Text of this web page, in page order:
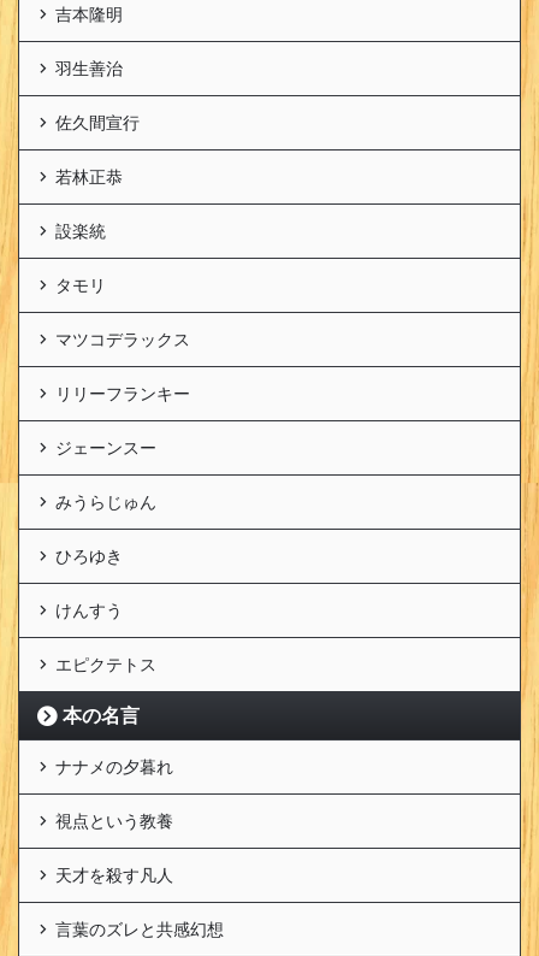
吉本隆明
羽生善治
佐久間宣行
若林正恭
設楽統
タモリ
マツコデラックス
リリーフランキー
ジェーンスー
みうらじゅん
ひろゆき
けんすう
エピクテトス
本の名言
ナナメの夕暮れ
視点という教養
天才を殺す凡人
言葉のズレと共感幻想